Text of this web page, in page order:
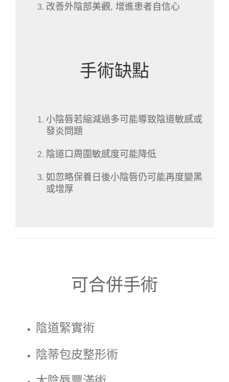
改善外陰部美觀, 增進患者自信心
手術缺點
小陰唇若縮減過多可能導致陰道敏感或
發炎問題
陰道口周圍敏感度可能降低
如忽略保養日後小陰唇仍可能再度變黑
或增厚
可合併手術
陰道緊實術
陰蒂包皮整形術